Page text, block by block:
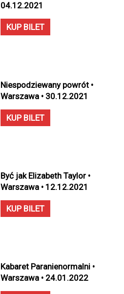
04.12.2021
KUP BILET
Niespodziewany powrót •
Warszawa • 30.12.2021
KUP BILET
Być jak Elizabeth Taylor •
Warszawa • 12.12.2021
KUP BILET
Kabaret Paranienormalni •
Warszawa • 24.01.2022